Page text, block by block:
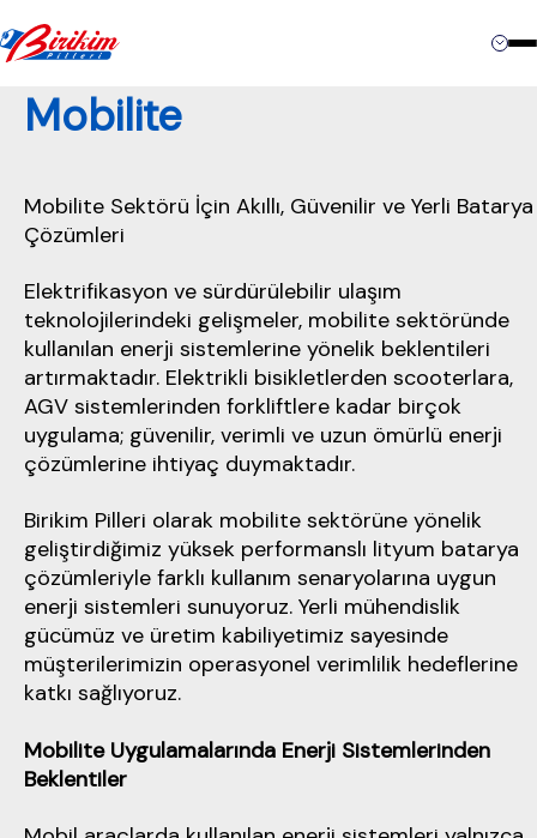
Mobilite
Mobilite Sektörü İçin Akıllı, Güvenilir ve Yerli Batarya
Çözümleri
Elektrifikasyon ve sürdürülebilir ulaşım
teknolojilerindeki gelişmeler, mobilite sektöründe
kullanılan enerji sistemlerine yönelik beklentileri
artırmaktadır. Elektrikli bisikletlerden scooterlara,
AGV sistemlerinden forkliftlere kadar birçok
uygulama; güvenilir, verimli ve uzun ömürlü enerji
çözümlerine ihtiyaç duymaktadır.
Birikim Pilleri olarak mobilite sektörüne yönelik
geliştirdiğimiz yüksek performanslı lityum batarya
çözümleriyle farklı kullanım senaryolarına uygun
enerji sistemleri sunuyoruz. Yerli mühendislik
gücümüz ve üretim kabiliyetimiz sayesinde
müşterilerimizin operasyonel verimlilik hedeflerine
katkı sağlıyoruz.
Mobilite Uygulamalarında Enerji Sistemlerinden
Beklentiler